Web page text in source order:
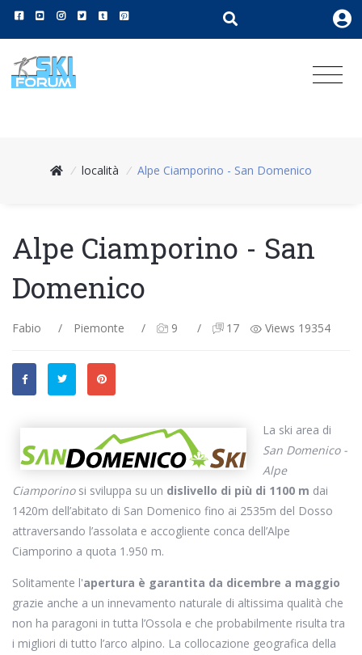
/ località / Alpe Ciamporino - San Domenico
Alpe Ciamporino - San
Domenico
Fabio / Piemonte / 9 / 17 Views 19354
La ski area di
San Domenico -
Alpe
Ciamporinosi sviluppa su un dislivello di più di 1100 m dai
1420m dell’abitato di San Domenico fino ai 2535m del Dosso
attraversando l’assolata e accogliente conca dell’Alpe
Ciamporino a quota 1.950 m.
Solitamente l'apertura è garantita da dicembre a maggio
grazie anche a un innevamento naturale di altissima qualità che
non ha paragoni in tutta l’Ossola e che probabilmente risulta tra
i migliori di tutto l’arco alpino. La collocazione geografica della